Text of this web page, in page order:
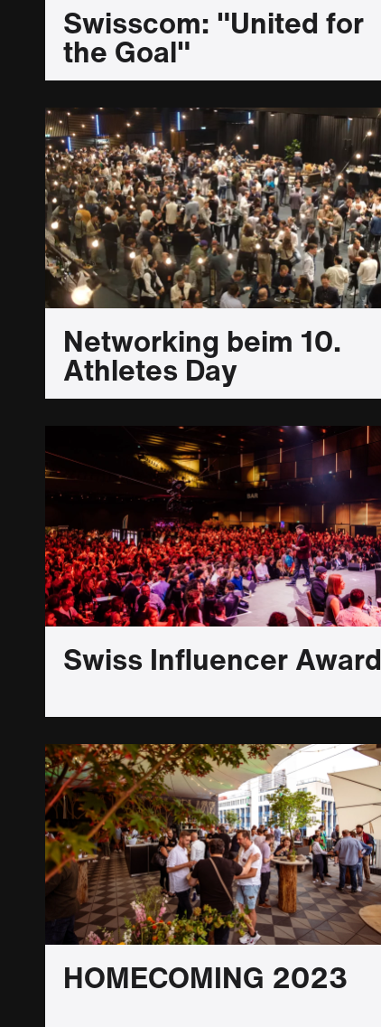
Swisscom: "United for
the Goal"
Networking beim 10.
Athletes Day
Swiss Influencer Award
HOMECOMING 2023